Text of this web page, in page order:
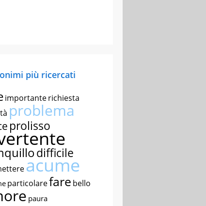
più ricercati
importanterichiesta
problema
prolisso
difficile
acume
particolarefare bello
paura